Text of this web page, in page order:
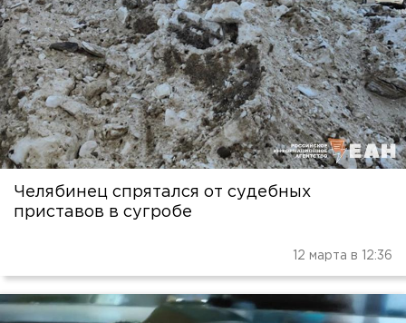
Челябинец спрятался от судебных
приставов в сугробе
12 марта в 12:36